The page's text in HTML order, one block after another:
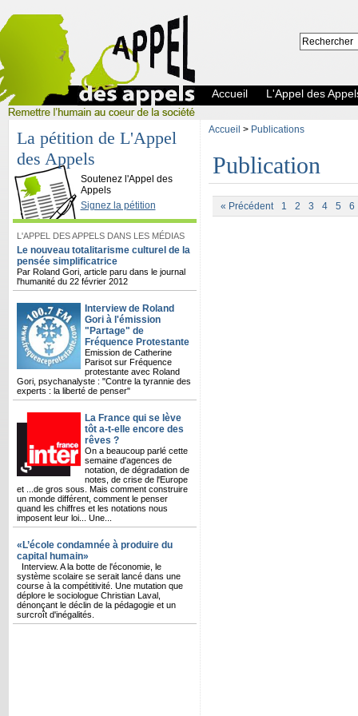
L'Appel des Appels
Accueil L'Appel des
La pétition de L'Appel
des Appels
Soutenez l'Appel des
Appels
Signez la pétition
L'APPEL DES APPELS DANS LES MÉDIAS
Le nouveau totalitarisme culturel de la
pensée simplificatrice
Par Roland Gori, article paru dans le journal
l'humanité du 22 février 2012
Interview de Roland
Gori à l'émission
"Partage" de
Fréquence Protestante
Emission de Catherine
Parisot sur Fréquence
protestante avec Roland
Gori, psychanalyste : "Contre la tyrannie des
experts : la liberté de penser"
La France qui se lève
tôt a-t-elle encore des
rêves ?
On a beaucoup parlé cette
semaine d'agences de
notation, de dégradation de
notes, de crise de l'Europe
et ...de gros sous. Mais comment construire
un monde différent, comment le penser
quand les chiffres et les notations nous
imposent leur loi... Une...
«L’école condamnée à produire du
capital humain»
Interview. A la botte de l'économie, le
système scolaire se serait lancé dans une
course à la compétitivité. Une mutation que
déplore le sociologue Christian Laval,
dénonçant le déclin de la pédagogie et un
surcroît d'inégalités.
Accueil > Publications
Publication
« Précédent 1 2 3 4 5 6